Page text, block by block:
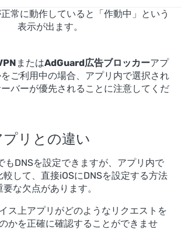
常に動作していると「作動中」という
表示が出ます。
またはAdGuard広告ブロッカーアプ
ご利用中の場合、アプリ内で選択され
バーが優先されることに注意してくだ
リとの違い
もDNSを設定できますが、アプリ内で
して、直接iOSにDNSを設定する方法
な欠点があります。
ス上アプリがどのようなリクエストを
かを正確に確認することができませ